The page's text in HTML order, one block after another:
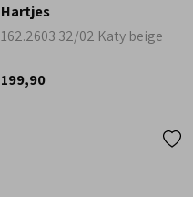
Hartjes
162.2603 32/02 Katy beige
199,90